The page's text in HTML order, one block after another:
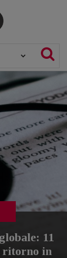
11
ritorno in